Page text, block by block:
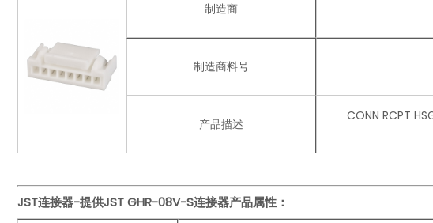
制造商
制造商料号
产品描述
CONN RCPT
JST连接器-提供JSTGHR-08V-S连接器产品属性：